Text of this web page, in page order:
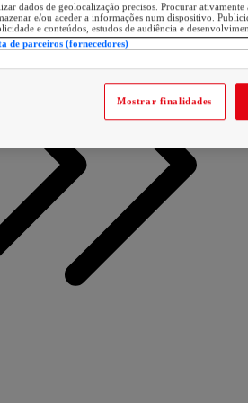
dados de geolocalização precisos. Procurar
e/ou aceder a informações num dispositivo.
e conteúdos, estudos de audiência e
de parceiros (fornecedores)
Mostrar finalidades